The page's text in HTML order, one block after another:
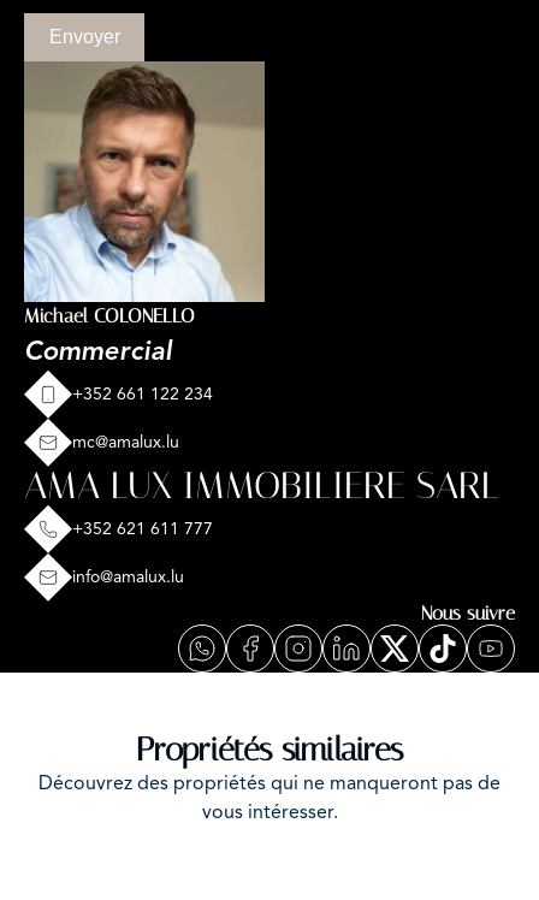
Envoyer
Michael COLONELLO
Commercial
+352 661 122 234
mc@amalux.lu
AMA LUX IMMOBILIERE SARL
+352 621 611 777
info@amalux.lu
Nous suivre
Propriétés similaires
Découvrez des propriétés qui ne manqueront pas de
vous intéresser.